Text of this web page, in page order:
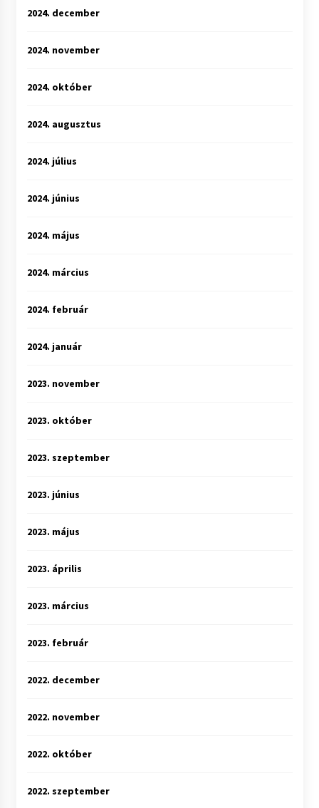
2024. december
2024. november
2024. október
2024. augusztus
2024. július
2024. június
2024. május
2024. március
2024. február
2024. január
2023. november
2023. október
2023. szeptember
2023. június
2023. május
2023. április
2023. március
2023. február
2022. december
2022. november
2022. október
2022. szeptember